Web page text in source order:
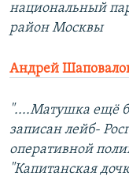
национальный
район Москвы
Андрей
"....Матушка ещё
записан лейб-
оперативной
"Капитанская